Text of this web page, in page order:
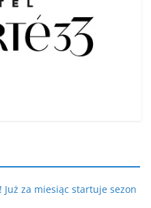
za miesiąc startuje sezon